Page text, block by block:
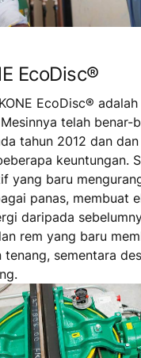
EcoDisc®
EcoDisc®
telah benar-
tahun 2012 dan
keuntungan.
yang baru
panas, membuat
daripada
rem yang baru
tenang, sementara